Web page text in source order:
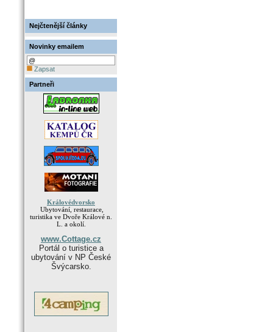
Nejčtenější články
Novinky emailem
Zapsat
Partneři
Královédvorsko
Ubytování, restaurace,
turistika ve Dvoře Králové n.
L. a okolí.
www.Cottage.cz
Portál o turistice a
ubytování v NP České
Švýcarsko.